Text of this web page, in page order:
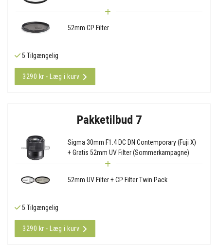
52mm CP Filter
5 Tilgængelig
3290 kr - Læg i kurv
Pakketilbud 7
Sigma 30mm F1.4 DC DN Contemporary (Fuji X)
+ Gratis 52mm UV Filter (Sommerkampagne)
52mm UV Filter + CP Filter Twin Pack
5 Tilgængelig
3290 kr - Læg i kurv